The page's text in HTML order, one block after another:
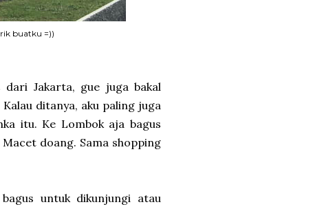
buatku =))
dari Jakarta, gue juga bakal
ditanya, aku paling juga
itu. Ke Lombok aja bagus
doang. Sama shopping
untuk dikunjungi atau